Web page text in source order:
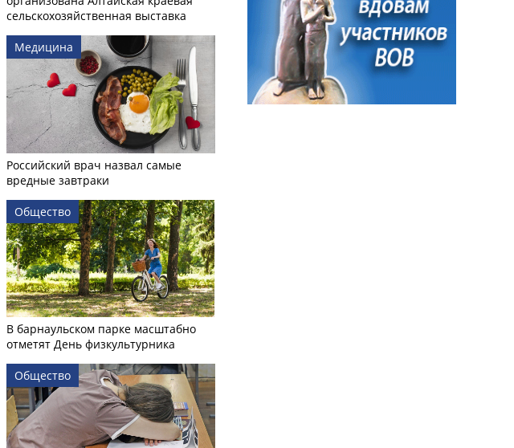
сельскохозяйственная выставка
Медицина
Российский врач назвал самые
вредные завтраки
Общество
В барнаульском парке масштабно
отметят День физкультурника
Общество